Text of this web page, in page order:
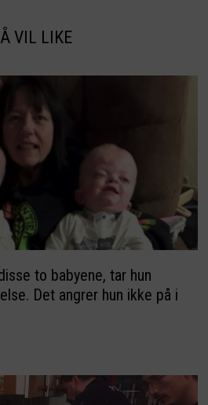
VIL LIKE
to babyene, tar hun
Det angrer hun ikke på i